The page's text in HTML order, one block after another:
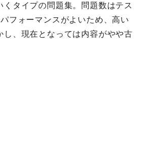
くタイプの問題集。問題数はテス
フォーマンスがよいため、高い
し、現在となっては内容がやや古